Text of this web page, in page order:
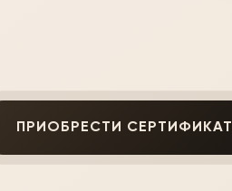
ПРИОБРЕСТИ СЕРТИФИКАТ